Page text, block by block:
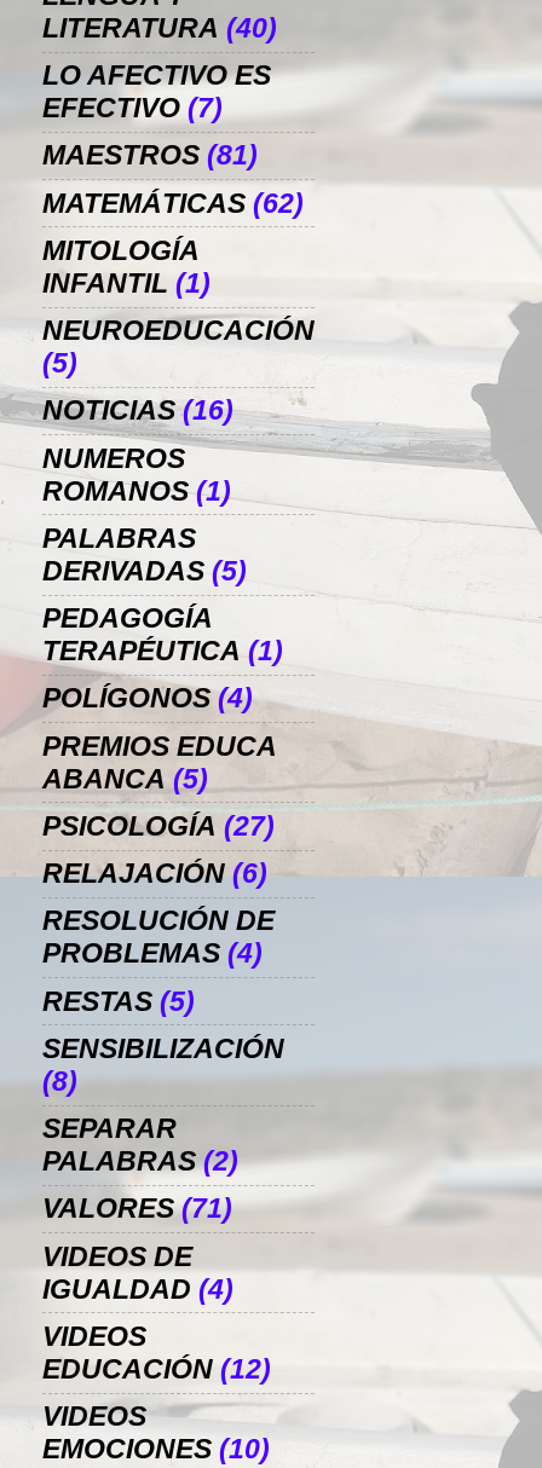
LITERATURA (40)
LO AFECTIVO ES
EFECTIVO (7)
MAESTROS (81)
MATEMÁTICAS (62)
MITOLOGÍA
INFANTIL (1)
NEUROEDUCACIÓN
(5)
NOTICIAS (16)
NUMEROS
ROMANOS (1)
PALABRAS
DERIVADAS (5)
PEDAGOGÍA
TERAPÉUTICA (1)
POLÍGONOS (4)
PREMIOS EDUCA
ABANCA (5)
PSICOLOGÍA (27)
RELAJACIÓN (6)
RESOLUCIÓN DE
PROBLEMAS (4)
RESTAS (5)
SENSIBILIZACIÓN
(8)
SEPARAR
PALABRAS (2)
VALORES (71)
VIDEOS DE
IGUALDAD (4)
VIDEOS
EDUCACIÓN (12)
VIDEOS
EMOCIONES (10)